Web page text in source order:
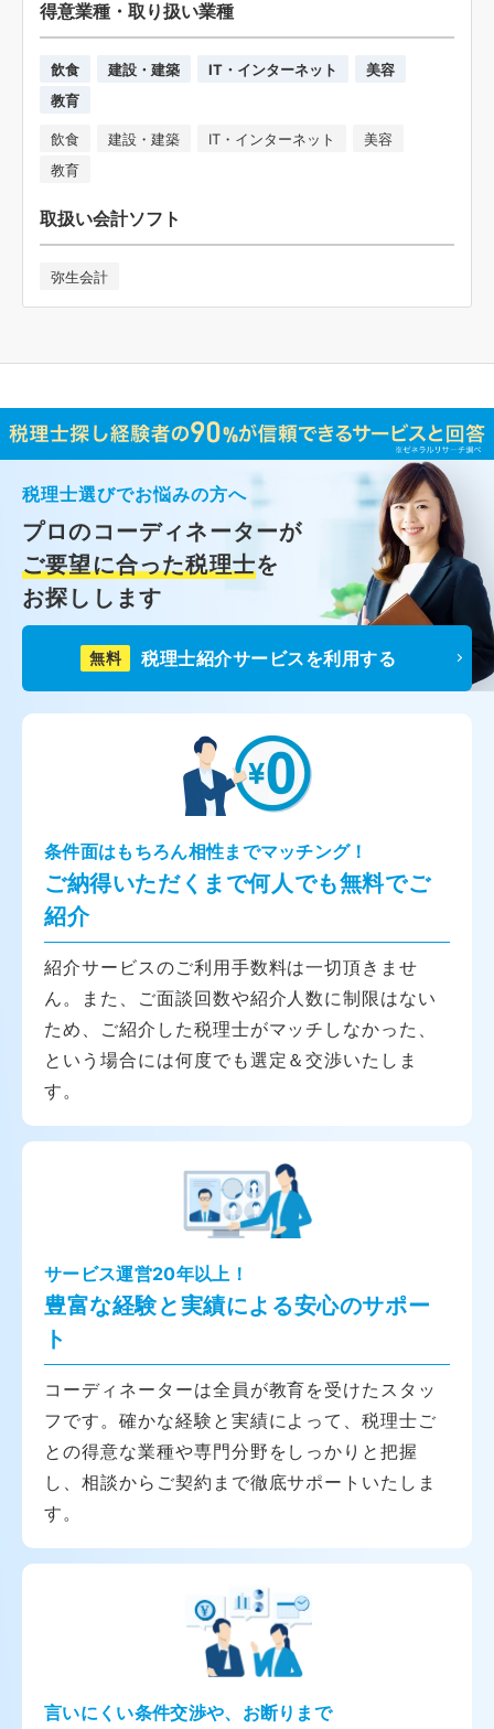
得意業種・取り扱い業種
飲食 建設・建築 IT・インターネット
美容
教育
飲食 建設・建築 IT・インターネット
美容
教育
取扱い会計ソフト
弥生会計
税理士選びでお悩みの方へ
プロのコーディネーターが
ご要望に合った税理士を
お探しします
無料 税理士紹介サービスを利用する
条件面はもちろん相性までマッチング！
ご納得いただくまで何人でも無料でご
紹介
紹介サービスのご利用手数料は一切頂きませ
ん。また、ご面談回数や紹介人数に制限はない
ため、ご紹介した税理士がマッチしなかった、
という場合には何度でも選定＆交渉いたしま
す。
サービス運営20年以上！
豊富な経験と実績による安心のサポー
ト
コーディネーターは全員が教育を受けたスタッ
フです。確かな経験と実績によって、税理士ご
との得意な業種や専門分野をしっかりと把握
し、相談からご契約まで徹底サポートいたしま
す。
言いにくい条件交渉や、お断りまで